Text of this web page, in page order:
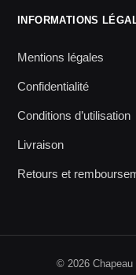
INFORMATIONS
Mentions légales
Confidentialité
Conditions d’utilisation
Livraison
Retours et
© 2026